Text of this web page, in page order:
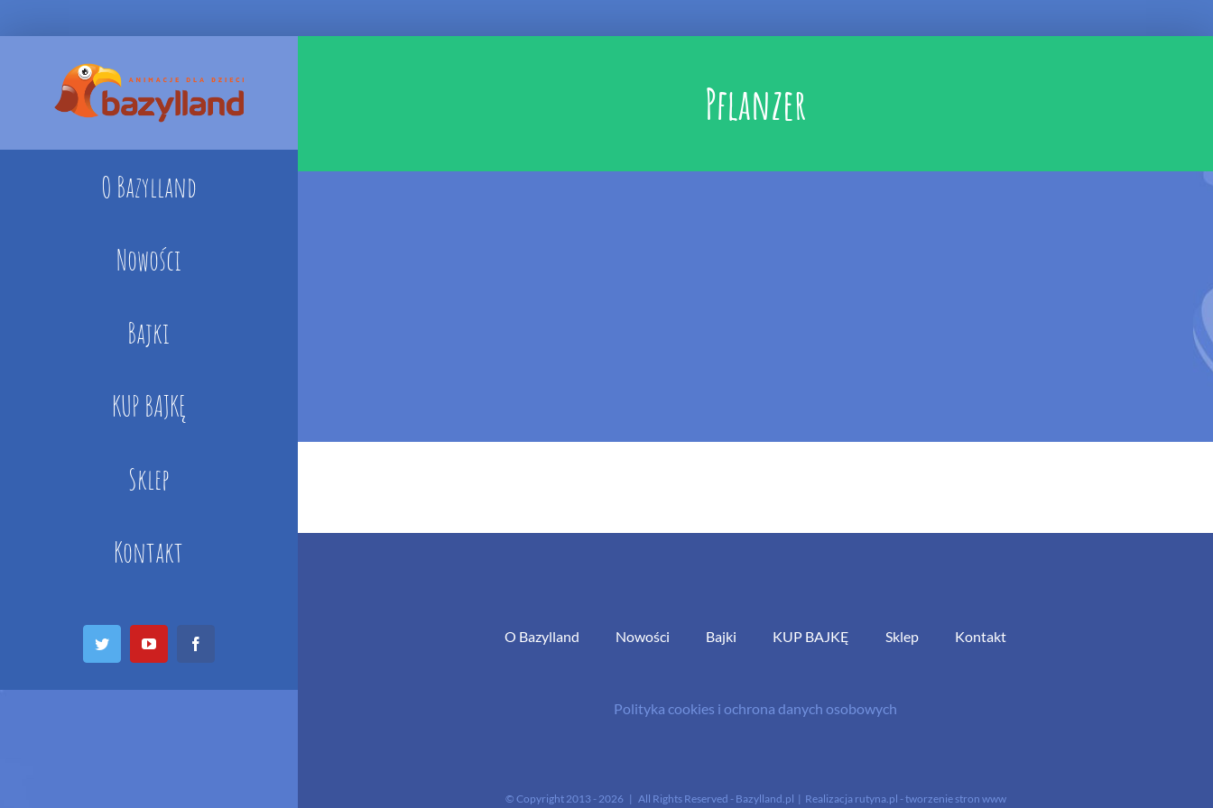
O Bazylland
Nowości
Bajki
KUP BAJKĘ
Sklep
Kontakt
Twitter YouTube
Pflanzer
O Bazylland Nowości Bajki KUP BAJKĘ Sklep Kontakt
Polityka cookies i ochrona danych osobowych
© Copyright 2013 - 2026 | All Rights Reserved - Bazylland.pl | Realizacja rutyna.pl - tworzenie stron www